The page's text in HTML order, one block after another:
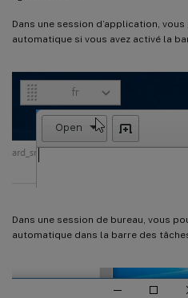
Dans une session d’application,
automatique si vous avez activé la
Dans une session de bureau, vous
automatique dans la barre des